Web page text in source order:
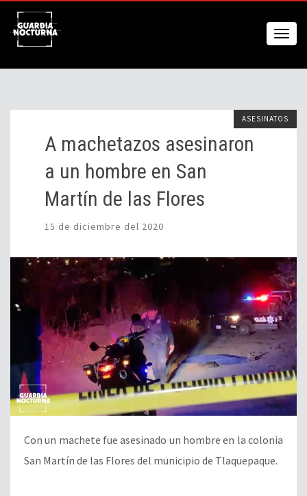
ASESINATOS
A machetazos asesinaron
a un hombre en San
Martín de las Flores
15 de diciembre del 2020
Con un machete fue asesinado un hombre en la colonia
San Martín de las Flores del municipio de Tlaquepaque.